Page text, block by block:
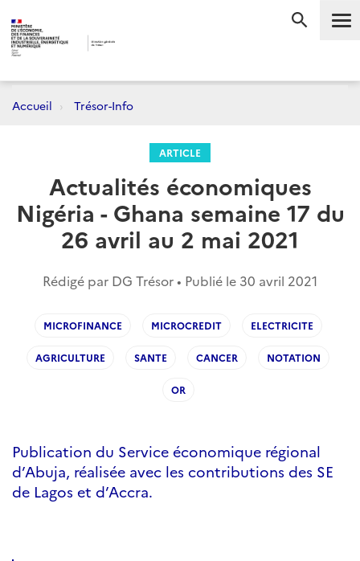
Accueil Trésor-Info
ARTICLE
Actualités économiques
Nigéria - Ghana semaine 17 du
26 avril au 2 mai 2021
Rédigé par DG Trésor • Publié le 30 avril 2021
MICROFINANCE MICROCREDIT ELECTRICITE
AGRICULTURE SANTE CANCER NOTATION
OR
Publication du Service économique régional
d’Abuja, réalisée avec les contributions des SE
de Lagos et d’Accra.